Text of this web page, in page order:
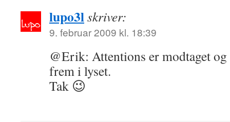
lupo3lskriver:
9. februar 2009 kl. 18:39
@Erik: Attentions er modtaget
frem i lyset.
Tak 😉